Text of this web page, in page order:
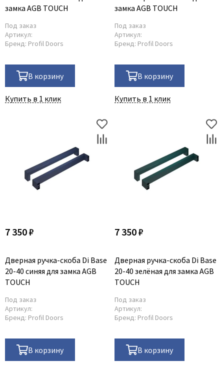
замка AGB TOUCH
Под заказ
Артикул:
Бренд: Profil Doors
В корзину
Купить в 1 клик
замка AGB TOUCH
Под заказ
Артикул:
Бренд: Profil Doors
В корзину
Купить в 1 клик
7 350 ₽
Дверная ручка-скоба Di Base
20-40 синяя для замка AGB
TOUCH
Под заказ
Артикул:
Бренд: Profil Doors
В корзину
7 350 ₽
Дверная ручка-скоба Di Base
20-40 зелёная для замка AGB
TOUCH
Под заказ
Артикул:
Бренд: Profil Doors
В корзину